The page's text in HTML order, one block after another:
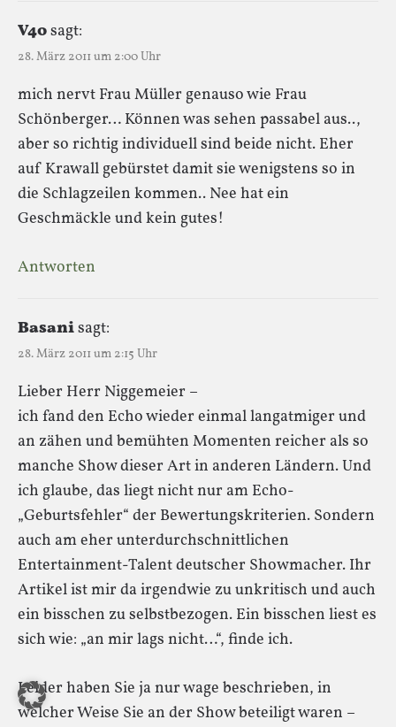
V40sagt:
28. März 2011 um 2:00 Uhr
mich nervt Frau Müller genauso wie Frau
Schönberger… Können was sehen passabel aus..,
aber so richtig individuell sind beide nicht. Eher
auf Krawall gebürstet damit sie wenigstens so in
die Schlagzeilen kommen.. Nee hat ein
Geschmäckle und kein gutes!
Antworten
Basanisagt:
28. März 2011 um 2:15 Uhr
Lieber Herr Niggemeier –
ich fand den Echo wieder einmal langatmiger und
an zähen und bemühten Momenten reicher als so
manche Show dieser Art in anderen Ländern. Und
ich glaube, das liegt nicht nur am Echo-
„Geburtsfehler“ der Bewertungskriterien. Sondern
auch am eher unterdurchschnittlichen
Entertainment-Talent deutscher Showmacher. Ihr
Artikel ist mir da irgendwie zu unkritisch und auch
ein bisschen zu selbstbezogen. Ein bisschen liest es
sich wie: „an mir lags nicht…“, finde ich.
Leider haben Sie ja nur wage beschrieben, in
welcher Weise Sie an der Show beteiligt waren –